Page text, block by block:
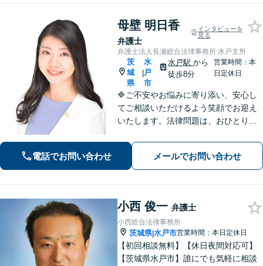
母壁 明日香
弁護士
インタビューを
見る
弁護士法人長瀬総合法律事務所 水戸支所
茨
城
県
|
水
戸
市
水戸駅から
徒歩8分
営業時間：本
日定休日
🔷ご不安やお悩みに寄り添い、安心し
てご相談いただけるよう笑顔でお迎え
いたします。法律問題は、おひとりで
だき、まずは弁護士へご相談くださ
い。🔷遺産相続問題・離婚問題・男女
トラブル・交通事故・企業法務等幅広
く対応可能
電話でお問い合わせ メールでお問い合わせ
小西 俊一 弁護士
小西総合法律事務所
茨城県|水戸市営業時間：本日定休日
【初回相談無料】【休日夜間対応可】
【茨城県水戸市】誰にでも気軽に相談